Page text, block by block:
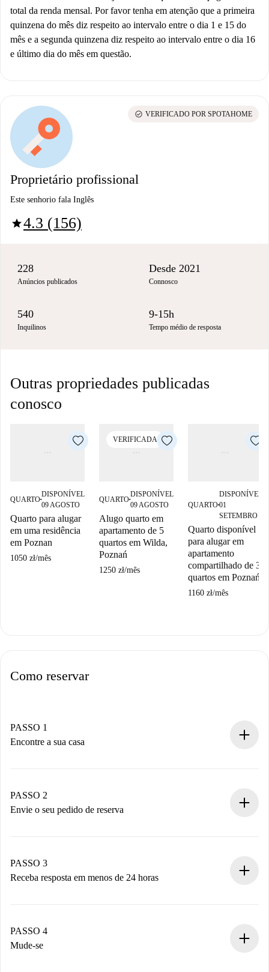
total da renda mensal. Por favor tenha em atenção que a primeira
quinzena do mês diz respeito ao intervalo entre o dia 1 e 15 do
mês e a segunda quinzena diz respeito ao intervalo entre o dia 16
e último dia do mês em questão.
Proprietário profissional
Este senhorio fala Inglês
star4.3 (156)
check_circle VERIFICADO POR SPOTAHOME
228
Anúncios publicados
Desde 2021
Connosco
540
Inquilinos
9-15h
Tempo médio de resposta
Outras propriedades publicadas
conosco
QUARTO■
DISPONÍVEL
09 AGOSTO
Quarto para alugar
em uma residência
em Poznan
1050 zł/mês
VERIFICADA
QUARTO■
DISPONÍVEL
09 AGOSTO
Alugo quarto em
apartamento de 5
quartos em Wilda,
Poznań
1250 zł/mês
QUARTO■
DISPONÍVEL
01
SETEMBRO
Quarto disponível
para alugar em
apartamento
compartilhado de 3
quartos em Poznań.
1160 zł/mês
Como reservar
PASSO 1
Encontre a sua casa
Você tem todas as informações necessárias
antecipadamente.
PASSO 2
Envie o seu pedido de reserva
Não cobramos nada até que o proprietário confirme.
PASSO 3
Receba resposta em menos de 24 horas
proprietário.
Se recusada: não cobraremos nada e ofereceremos
PASSO 4
Mude-se